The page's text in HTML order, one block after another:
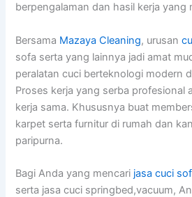
berpengalaman dan hasil kerja yang
Bersama Mazaya Cleaning, urusan
sofa serta yang lainnya jadi amat
peralatan cuci berteknologi modern
Proses kerja yang serba profesional
kerja sama. Khususnya buat
karpet serta furnitur di rumah dan
paripurna.
Bagi Anda yang mencari jasa cuci
serta jasa cuci springbed,vacuum,